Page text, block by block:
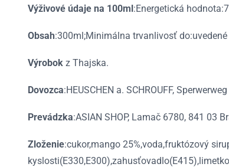
Výživové údaje na 100ml:Energetická
Obsah:300ml;Minimálna trvanlivosť do:uvedené
Výrobok z Thajska.
Dovozca:HEUSCHEN a. SCHROUFF,
Prevádzka:ASIAN SHOP, Lamač 6780, 841 03
Zloženie:cukor,mango 25%,voda,fruktózový